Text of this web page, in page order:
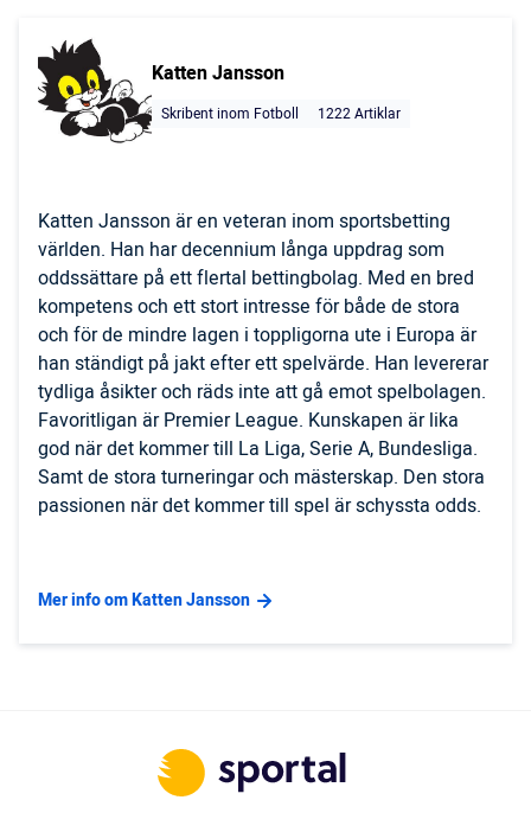
Katten Jansson
Skribent inom Fotboll 1222 Artiklar
Katten Jansson är en veteran inom sportsbetting
världen. Han har decennium långa uppdrag som
oddssättare på ett flertal bettingbolag. Med en bred
kompetens och ett stort intresse för både de stora
och för de mindre lagen i toppligorna ute i Europa är
han ständigt på jakt efter ett spelvärde. Han levererar
tydliga åsikter och räds inte att gå emot spelbolagen.
Favoritligan är Premier League. Kunskapen är lika
god när det kommer till La Liga, Serie A, Bundesliga.
Samt de stora turneringar och mästerskap. Den stora
passionen när det kommer till spel är schyssta odds.
Mer info om Katten Jansson